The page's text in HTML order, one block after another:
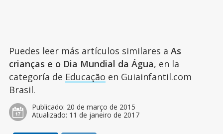
Puedes leer más artículos similares a As
crianças e o Dia Mundial da Água, en la
categoría de Educação en Guiainfantil.com
Brasil.
Publicado: 20 de março de 2015
Atualizado: 11 de janeiro de 2017